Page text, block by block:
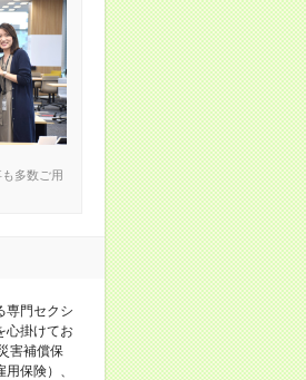
多数ご用
専門セクシ
心掛けてお
害補償保
保険）、